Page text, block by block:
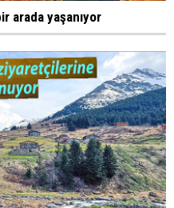
arada yaşanıyor